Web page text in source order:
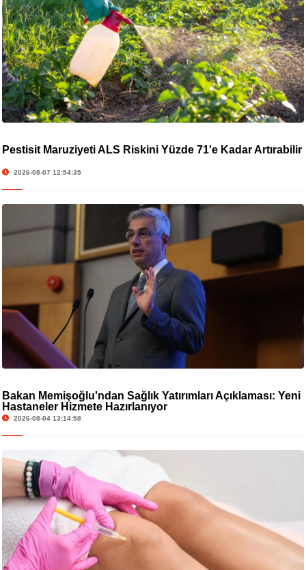
Pestisit Maruziyeti ALS Riskini Yüzde 71'e Kadar Artırabilir
2026-08-07 12:54:35
Bakan Memişoğlu'ndan Sağlık Yatırımları Açıklaması: Yeni
Hastaneler Hizmete Hazırlanıyor
2026-08-04 13:14:58